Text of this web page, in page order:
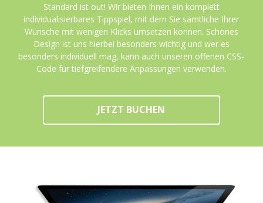
Standard ist out! Wir bieten Ihnen ein komplett
individualisierbares Tippspiel, mit dem Sie sämtliche Ihrer
Wünsche mit wenigen Klicks umsetzen können. Schönes
Design ist uns hierbei besonders wichtig und wer es
besonders individuell mag, kann auch unseren offenen CSS-
Code für tiefgreifendere Anpassungen verwenden.
JETZT BUCHEN